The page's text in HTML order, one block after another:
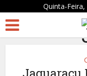
Quinta-